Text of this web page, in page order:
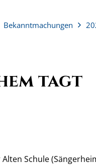
Bekanntmachungen
tagt
Schule